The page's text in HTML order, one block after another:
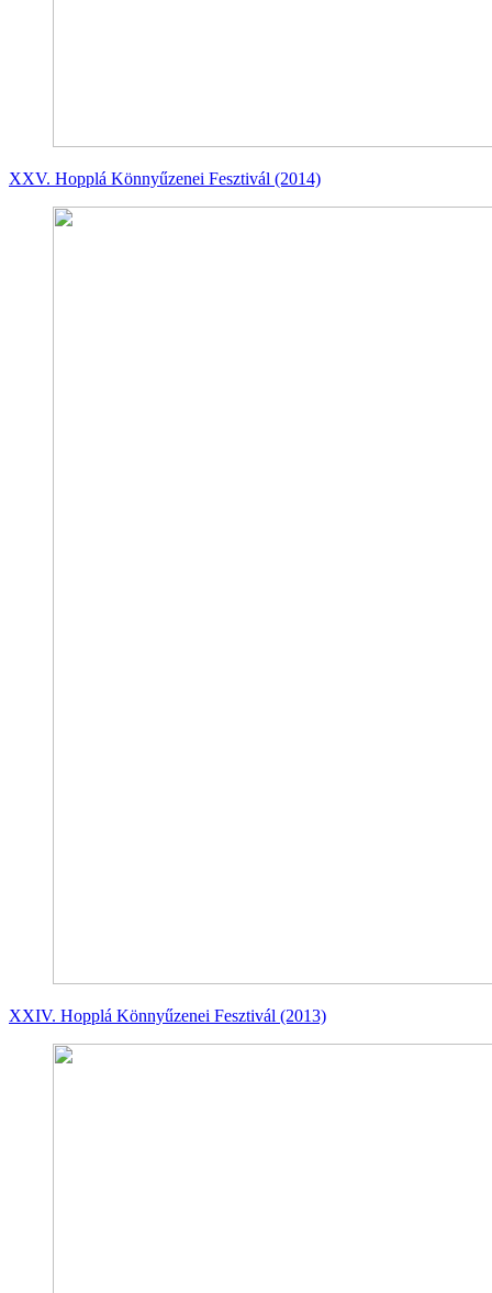
XXV. Hopplá Könnyűzenei Fesztivál (2014)
XXIV. Hopplá Könnyűzenei Fesztivál (2013)